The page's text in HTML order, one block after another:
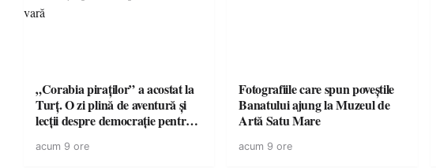
„Corabia piraților” a acostat la
Turț. O zi plină de aventură și
lecții despre democrație pentru
acum 9 ore
Fotografiile care spun poveștile
Banatului ajung la Muzeul de
Artă Satu Mare
acum 9 ore